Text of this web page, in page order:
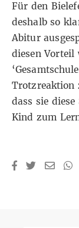
Für den
deshalb so
Abitur
diesen Vorteil
Trotzreaktion
dass sie
Kind zum